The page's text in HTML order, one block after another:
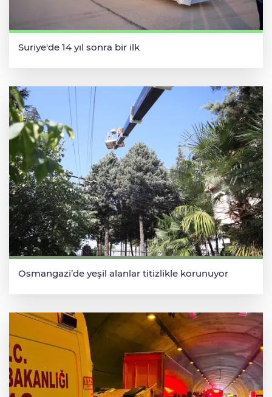
Suriye'de 14 yıl sonra bir ilk
Osmangazi’de yeşil alanlar titizlikle korunuyor